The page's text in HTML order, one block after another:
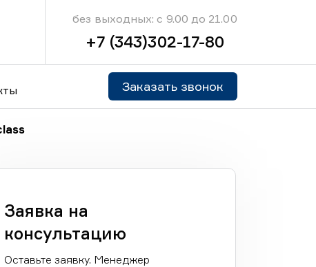
без выходных: с 9.00 до 21.00
+7 (343)302-17-80
Заказать звонок
Заявка на
консультацию
Оставьте заявку. Менеджер